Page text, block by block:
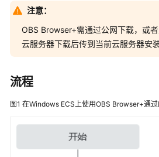
产
品
介
绍
费
明
速
注意：
OBS Browser+需通过公网下载，或
云服务器下载后传到当前云服务器安装
流程
图1 在Windows ECS上使用OBS Browser+通